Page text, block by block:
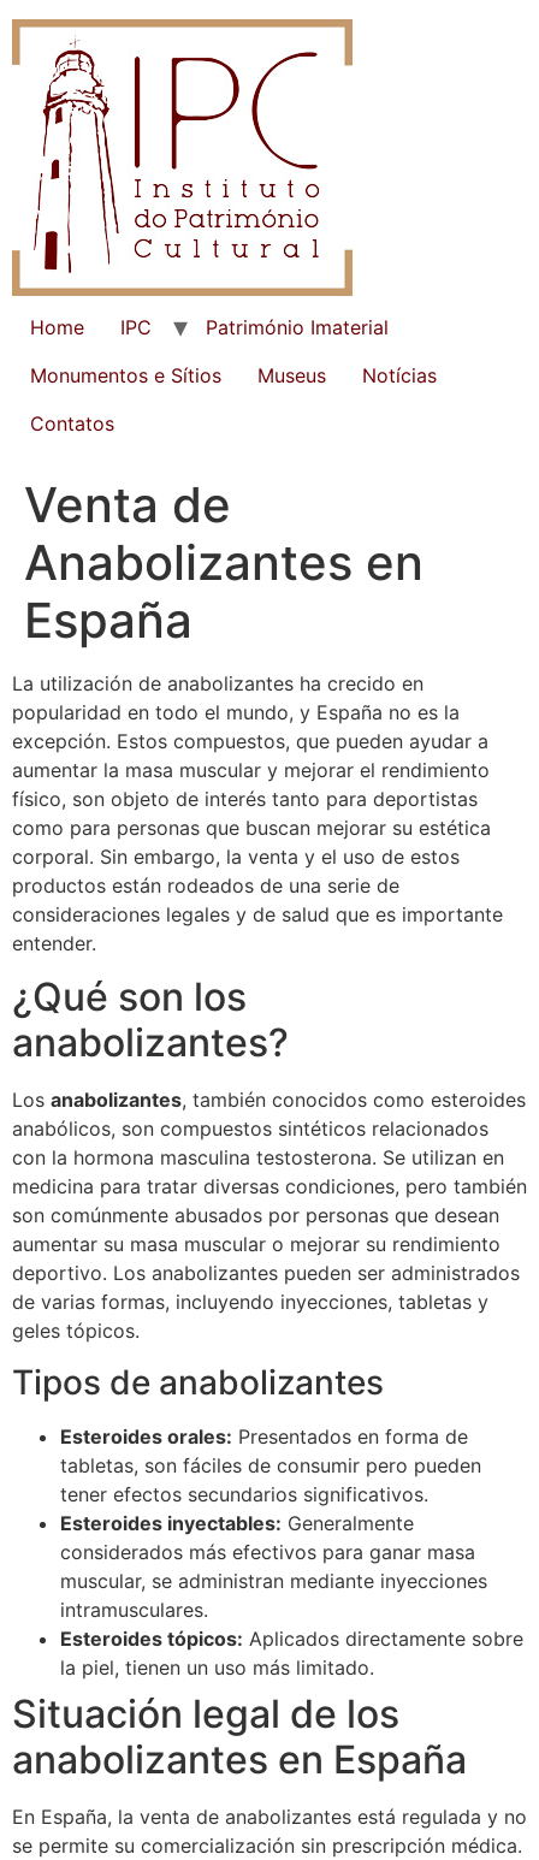
Home IPC
Património Imaterial
Monumentos e Sítios
Museus
Notícias
Contatos
Venta de
Anabolizantes en
España
La utilización de anabolizantes ha crecido en
popularidad en todo el mundo, y España no es la
excepción. Estos compuestos, que pueden ayudar a
aumentar la masa muscular y mejorar el rendimiento
físico, son objeto de interés tanto para deportistas
como para personas que buscan mejorar su estética
corporal. Sin embargo, la venta y el uso de estos
productos están rodeados de una serie de
consideraciones legales y de salud que es importante
entender.
¿Qué son los
anabolizantes?
Los anabolizantes, también conocidos como esteroides
anabólicos, son compuestos sintéticos relacionados
con la hormona masculina testosterona. Se utilizan en
medicina para tratar diversas condiciones, pero también
son comúnmente abusados por personas que desean
aumentar su masa muscular o mejorar su rendimiento
deportivo. Los anabolizantes pueden ser administrados
de varias formas, incluyendo inyecciones, tabletas y
geles tópicos.
Tipos de anabolizantes
Esteroides orales: Presentados en forma de
tabletas, son fáciles de consumir pero pueden
tener efectos secundarios significativos.
Esteroides inyectables: Generalmente
considerados más efectivos para ganar masa
muscular, se administran mediante inyecciones
intramusculares.
Esteroides tópicos: Aplicados directamente sobre
la piel, tienen un uso más limitado.
Situación legal de los
anabolizantes en España
En España, la venta de anabolizantes está regulada y no
se permite su comercialización sin prescripción médica.